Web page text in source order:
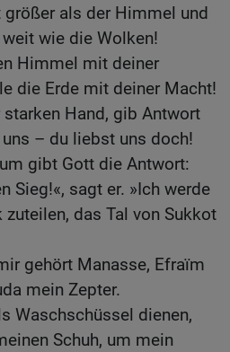
größer als der Himmel und
wie die Wolken!
Himmel mit deiner
die Erde mit deiner Macht!
Hand, gib Antwort
– du liebst uns doch!
gibt Gott die Antwort:
Sieg!«, sagt er. »Ich werde
das Tal von Sukkot
gehört Manasse, Efraïm
mein Zepter.
Waschschüssel dienen,
Schuh, um mein